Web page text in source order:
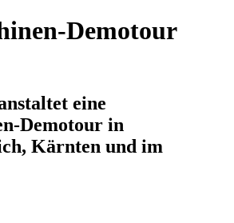
Demotour
eine
Demotour in
Kärnten und im